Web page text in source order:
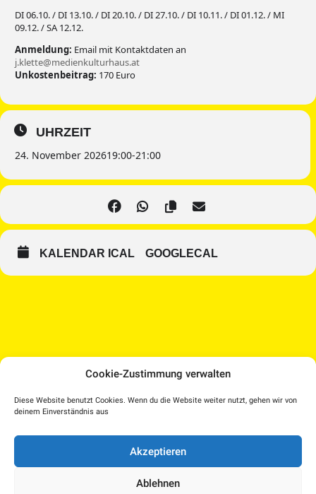
Cookie-Zustimmung verwalten
Diese Website benutzt Cookies. Wenn du die Website weiter nutzt, gehen wir von
deinem Einverständnis aus
Akzeptieren
Ablehnen
DI 06.10. / DI 13.10. / DI 20.10. / DI 27.10. / DI 10.11. / DI 01.12. / MI
09.12. / SA 12.12.
Anmeldung: Email mit Kontaktdaten an
j.klette@medienkulturhaus.at
Unkostenbeitrag: 170 Euro
UHRZEIT
24. November 202619:00-21:00
KALENDAR ICAL GOOGLECAL
YouTube
Dorf TV
Kulturplattform OÖ – KUPF|
Medien Kultur Haus |
Pollheimerstraße 17 | 4600 Wels
office@medienkulturhaus.at
Impressum